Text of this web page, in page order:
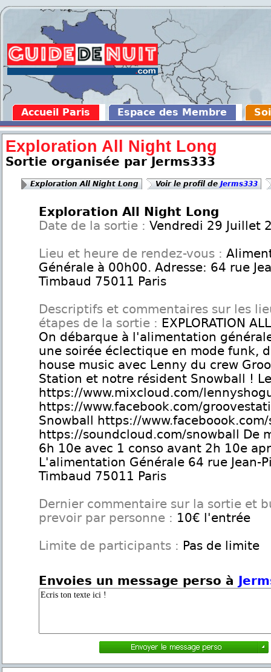
Accueil Paris Espace des Membre
Exploration All Night Long
Sortie organisée par Jerms333
Exploration All Night Long Voir le profil de Jerms333
Exploration All Night Long
Date de la sortie : Vendredi 29 Juillet
Lieu et heure de rendez-vous :
Générale à 00h00. Adresse: 64 rue
Timbaud 75011 Paris
Descriptifs et commentaires sur les
étapes de la sortie : EXPLORATION
On débarque à l'alimentation
une soirée éclectique en mode funk,
house music avec Lenny du crew
Station et notre résident Snowball !
https://www.mixcloud.com/
https://www.facebook.com/
Snowball https://
https://soundcloud.com/snowball De
6h 10e avec 1 conso avant 2h 10e
L'alimentation Générale 64 rue Jean-
Timbaud 75011 Paris
Dernier commentaire sur la sortie et
prevoir par personne : 10€ l'entrée
Limite de participants : Pas de limite
Envoies un message perso à